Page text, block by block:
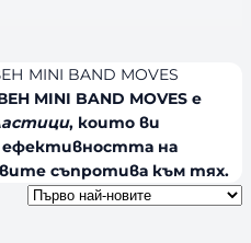
MINI BAND MOVES
MINI BAND MOVES е
, които ви
ефективността на
съпротива към тях.